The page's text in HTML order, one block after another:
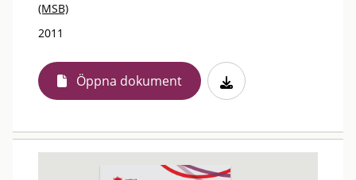
(MSB)
2011
Öppna dokument